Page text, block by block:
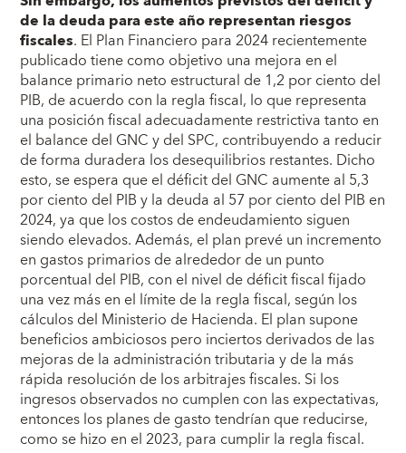
de la deuda para este año representan riesgos
fiscales. El Plan Financiero para 2024 recientemente
publicado tiene como objetivo una mejora en el
balance primario neto estructural de 1,2 por ciento del
PIB, de acuerdo con la regla fiscal, lo que representa
una posición fiscal adecuadamente restrictiva tanto en
el balance del GNC y del SPC, contribuyendo a reducir
de forma duradera los desequilibrios restantes. Dicho
esto, se espera que el déficit del GNC aumente al 5,3
por ciento del PIB y la deuda al 57 por ciento del PIB en
2024, ya que los costos de endeudamiento siguen
siendo elevados. Además, el plan prevé un incremento
en gastos primarios de alrededor de un punto
porcentual del PIB, con el nivel de déficit fiscal fijado
una vez más en el límite de la regla fiscal, según los
cálculos del Ministerio de Hacienda. El plan supone
beneficios ambiciosos pero inciertos derivados de las
mejoras de la administración tributaria y de la más
rápida resolución de los arbitrajes fiscales. Si los
ingresos observados no cumplen con las expectativas,
entonces los planes de gasto tendrían que reducirse,
como se hizo en el 2023, para cumplir la regla fiscal.